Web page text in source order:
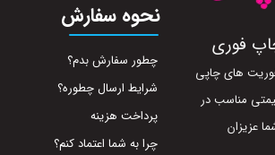
فوری
های چاپی
مناسب در
عزیزان
نحوه سفارش
چطور سفارش بدم؟
شرایط ارسال چطوره؟
پرداخت هزینه
چرا به شما اعتماد کنم؟